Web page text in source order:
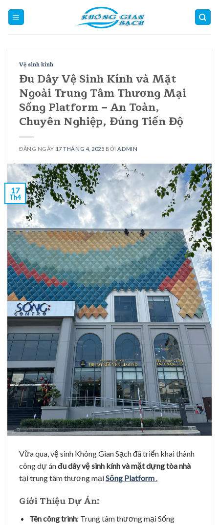
Vệ sinh kính
Đu Dây Vệ Sinh Kính và Mặt
Ngoài Trung Tâm Thương Mại
Sống Platform – An Toàn,
Chuyên Nghiệp, Đúng Tiến Độ
ĐĂNG NGÀY 17 THÁNG 4, 2025 BỞI ADMIN
17
Th4
Vừa qua, vệ sinh Không Gian Sạch đã triển khai thành
công dự ánđu dây vệ sinh kính và mặt dựng tòa nhà
tại trung tâm thương mạiSống Platform.
Giới Thiệu Dự Án:
Tên công trình: Trung tâm thương mại Sống